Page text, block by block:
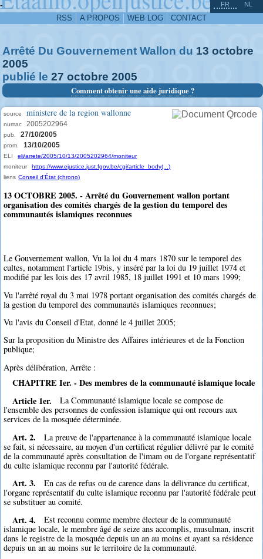
-
RSS A PROPOS WEB LOG CONTACT
FR NL
Arrêté Du Gouvernement Wallon du 13 octobre
2005
publié le 27 octobre 2005
Comment obtenir une aide juridique ?
source ministere de la region wallonne
numac 2005202964
pub. 27/10/2005
prom. 13/10/2005
ELI
eli/arrete/2005/10/13/2005202964/moniteur
moniteur
https://www.ejustice.just.fgov.be/cgi/article_body(...)
liens Conseil d'État (chrono)
13 OCTOBRE 2005. - Arrêté du Gouvernement wallon portant
organisation des comités chargés de la gestion du temporel des
communautés islamiques reconnues
Le Gouvernement wallon, Vu la loi du 4 mars 1870 sur le temporel des
cultes, notamment l'article 19bis, y inséré par la loi du 19 juillet 1974 et
modifié par les lois des 17 avril 1985, 18 juillet 1991 et 10 mars 1999;
Vu l'arrêté royal du 3 mai 1978 portant organisation des comités chargés de
la gestion du temporel des communautés islamiques reconnues;
Vu l'avis du Conseil d'Etat, donné le 4 juillet 2005;
Sur la proposition du Ministre des Affaires intérieures et de la Fonction
publique;
Après délibération, Arrête :
CHAPITRE Ier. - Des membres de la communauté islamique locale
Article 1er.
La Communauté islamique locale se compose de
l'ensemble des personnes de confession islamique qui ont recours aux
services de la mosquée déterminée.
Art. 2.
La preuve de l'appartenance à la communauté islamique locale
se fait, si nécessaire, au moyen d'un certificat régulier délivré par le comité
de la communauté après consultation de l'imam ou de l'organe représentatif
du culte islamique reconnu par l'autorité fédérale.
Art. 3.
En cas de refus ou de carence dans la délivrance du certificat,
l'organe représentatif du culte islamique reconnu par l'autorité fédérale peut
se substituer au comité.
Art. 4.
Est reconnu comme membre électeur de la communauté
islamique locale, le membre âgé de seize ans accomplis, musulman, inscrit
dans le registre de la mosquée depuis un an au moins et ayant sa résidence
depuis un an au moins sur le territoire de la communauté.
^